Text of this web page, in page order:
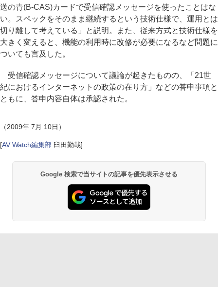
送の青(B-CAS)カードで受信確認メッセージを使ったことはな
い。スペックをそのまま継続するという技術仕様で、運用とは
切り離して考えている」と説明。また、従来方式と技術仕様を
大きく変えると、機能の利用時に改修が必要になるなど問題に
ついても言及した。
受信確認メッセージについて議論が起きたものの、「21世
紀におけるインターネットの政策の在り方」などの答申事項と
ともに、答申内容自体は承認された。
（2009年 7月 10日）
[AV Watch編集部 臼田勤哉]
Google 検索で当サイトの記事を優先表示させる